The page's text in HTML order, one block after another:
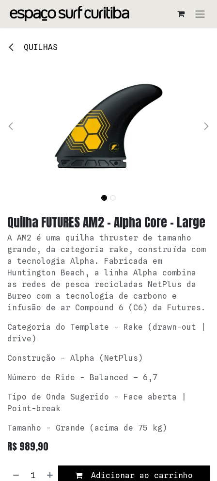
Pular para o conteúdo
QUILHAS
Quilha FUTURES AM2 - Alpha Core - Large
A AM2 é uma quilha thruster de tamanho
grande, da categoria rake, construída com
a tecnologia Alpha. Fabricada em
Huntington Beach, a linha Alpha combina
as redes de pesca recicladas NetPlus da
Bureo com a tecnologia de carbono e
infusão de ar Compound 6 (C6) da Futures.
Categoria do Template - Rake (drawn-out |
drive)
Construção - Alpha (NetPlus)
Número de Ride - Balanced – 6,7
Tipo de Onda Sugerido - Face aberta |
Point-break
Tamanho - Grande (acima de 75 kg)
R$989,90
Adicionar ao carrinho